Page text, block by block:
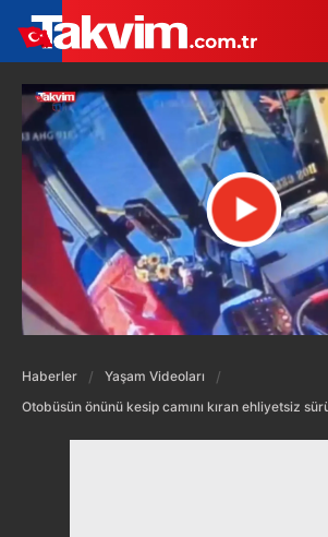
Haberler
Yaşam Videoları
Otobüsün önünü kesip camını kıran ehliyetsiz